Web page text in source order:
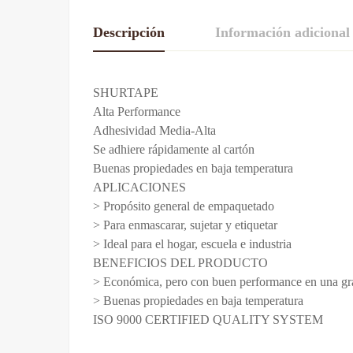
Descripción Información adicional
SHURTAPE
Alta Performance
Adhesividad Media-Alta
Se adhiere rápidamente al cartón
Buenas propiedades en baja temperatura
APLICACIONES
> Propósito general de empaquetado
> Para enmascarar, sujetar y etiquetar
> Ideal para el hogar, escuela e industria
BENEFICIOS DEL PRODUCTO
> Económica, pero con buen performance en una
> Buenas propiedades en baja temperatura
ISO 9000 CERTIFIED QUALITY SYSTEM
CINTA DE EMBALAJE
Todavía no hay